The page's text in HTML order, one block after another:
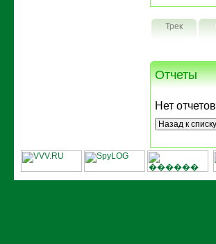
Трек
Отчеты
Нет отчетов